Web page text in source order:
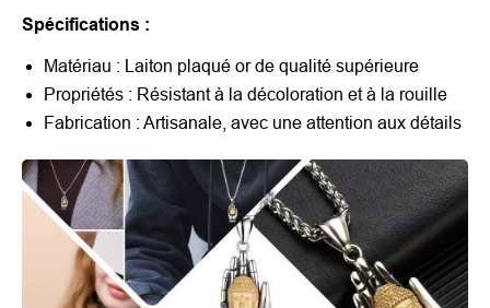
Spécifications :
Matériau : Laiton plaqué or de qualité supérieure
Propriétés : Résistant à la décoloration et à la rouille
Fabrication : Artisanale, avec une attention aux détails